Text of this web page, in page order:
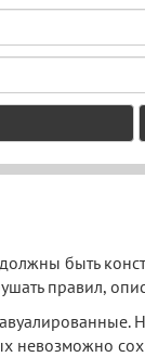
быть
правил,
невозможно